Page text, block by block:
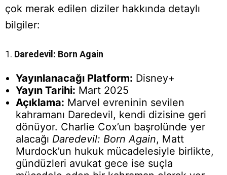
çok merak edilen diziler hakkında detaylı
bilgiler:
1. Daredevil: Born Again
Yayınlanacağı Platform: Disney+
Yayın Tarihi: Mart 2025
Açıklama: Marvel evreninin sevilen
kahramanı Daredevil, kendi dizisine geri
dönüyor. Charlie Cox’un başrolünde yer
alacağı Daredevil: Born Again, Matt
Murdock’un hukuk mücadelesiyle birlikte,
gündüzleri avukat gece ise suçla